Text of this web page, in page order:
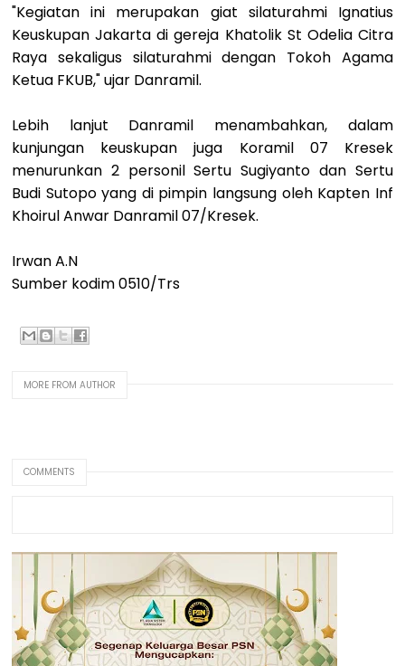
"Kegiatan ini merupakan giat silaturahmi Ignatius
Keuskupan Jakarta di gereja Khatolik St Odelia Citra
Raya sekaligus silaturahmi dengan Tokoh Agama
Ketua FKUB," ujar Danramil.
Lebih lanjut Danramil menambahkan, dalam
kunjungan keuskupan juga Koramil 07 Kresek
menurunkan 2 personil Sertu Sugiyanto dan Sertu
Budi Sutopo yang di pimpin langsung oleh Kapten Inf
Khoirul Anwar Danramil 07/Kresek.
Irwan A.N
Sumber kodim 0510/Trs
MORE FROM AUTHOR
COMMENTS